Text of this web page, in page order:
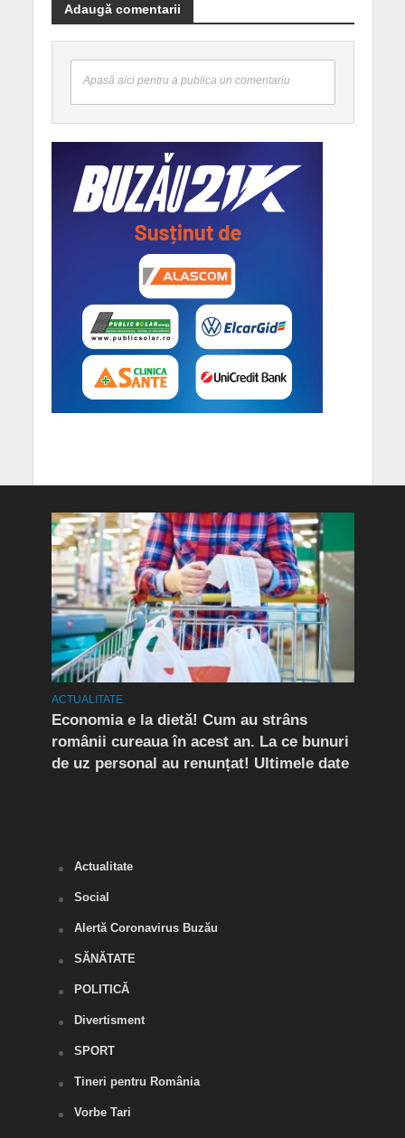
Adaugă comentarii
Apasă aici pentru a publica un comentariu
ACTUALITATE
Economia e la dietă! Cum au strâns
românii cureaua în acest an. La ce bunuri
de uz personal au renunțat! Ultimele date
Actualitate
Social
Alertă Coronavirus Buzău
SĂNĂTATE
POLITICĂ
Divertisment
SPORT
Tineri pentru România
Vorbe Tari